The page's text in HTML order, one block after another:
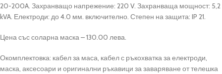
20-200A. Захранващо напрежение: 220 V. Захранваща мощност: 5,2
kVA. Електроди: до 4.0 мм. включително. Степен на защита: IP 21.
Цена със соларна маска – 130.00 лева.
Окомплектовка: кабел за маса, кабел с ръкохватка за електроди,
маска, аксесоари и оригинални ръкавици за заваряване от телешка